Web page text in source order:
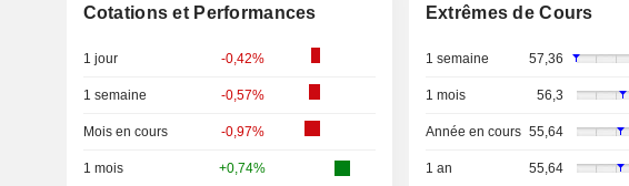
Cotations et Performances
1 jour -0,42%
1 semaine -0,57%
Mois en cours -0,97%
1 mois +0,74%
Extrêmes de Cours
1 semaine 57,36
1 mois 56,3
Année en cours 55,64
1 an 55,64